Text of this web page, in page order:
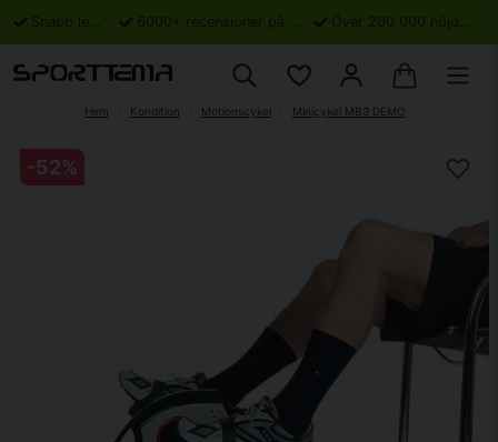
Snabb leverans 6000+ recensioner på Trustpilot Över 200 000 nöjda kunder
Hem Kondition Motionscykel Minicykel MB3 DEMO
-52%